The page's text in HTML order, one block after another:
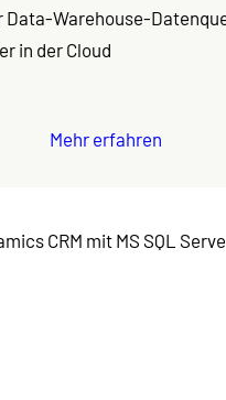
Data-Warehouse-
in der Cloud
Mehr erfahren
CRM mit MS SQL